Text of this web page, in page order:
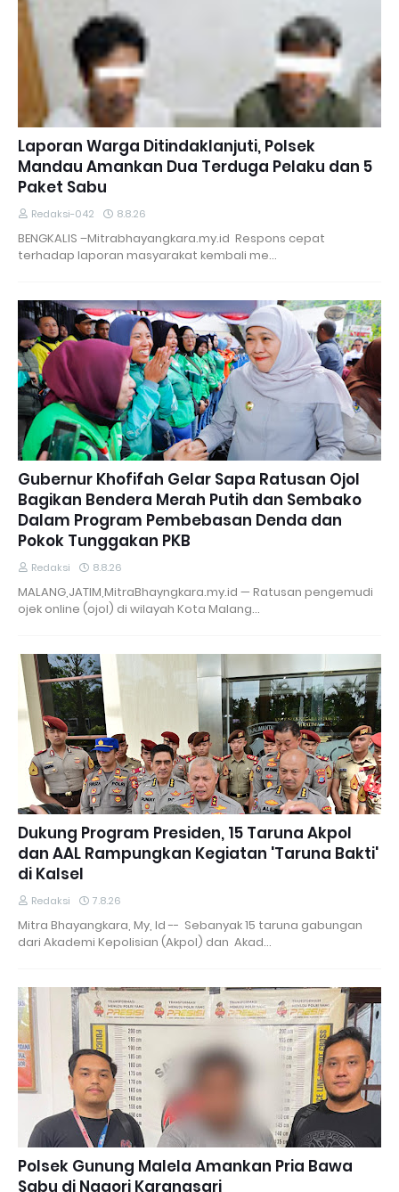
Laporan Warga Ditindaklanjuti, Polsek
Mandau Amankan Dua Terduga Pelaku dan 5
Paket Sabu
Redaksi-042 8.8.26
BENGKALIS –Mitrabhayangkara.my.id Respons cepat
terhadap laporan masyarakat kembali me…
Gubernur Khofifah Gelar Sapa Ratusan Ojol
Bagikan Bendera Merah Putih dan Sembako
Dalam Program Pembebasan Denda dan
Pokok Tunggakan PKB
Redaksi 8.8.26
MALANG,JATIM,MitraBhayngkara.my.id — Ratusan pengemudi
ojek online (ojol) di wilayah Kota Malang…
Dukung Program Presiden, 15 Taruna Akpol
dan AAL Rampungkan Kegiatan 'Taruna Bakti'
di Kalsel
Redaksi 7.8.26
Mitra Bhayangkara, My, Id -- Sebanyak 15 taruna gabungan
dari Akademi Kepolisian (Akpol) dan Akad…
Polsek Gunung Malela Amankan Pria Bawa
Sabu di Nagori Karangsari